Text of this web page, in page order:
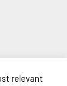
relevant